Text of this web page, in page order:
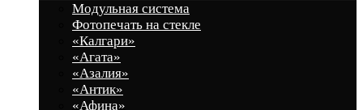
Модульная система
Фотопечать на стекле
«Калгари»
«Агата»
«Азалия»
«Антик»
«Афина»